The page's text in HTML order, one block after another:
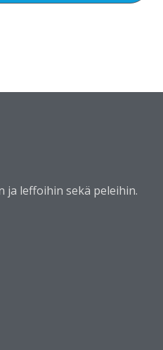
ja leffoihin sekä peleihin.